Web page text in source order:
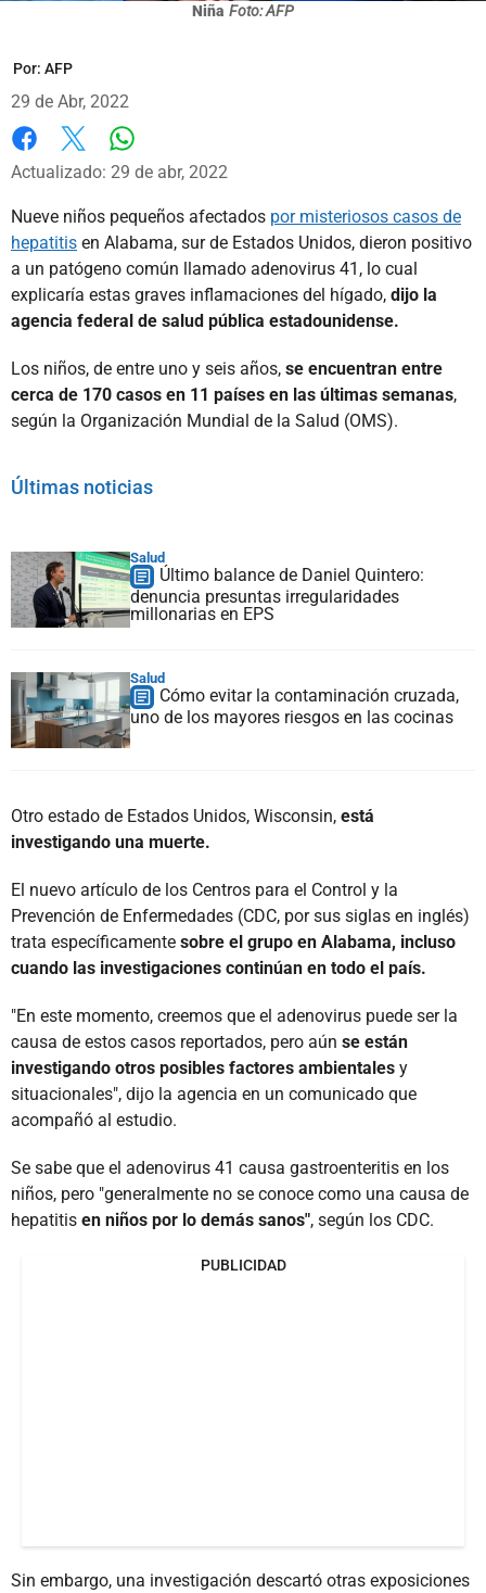
Niña Foto: AFP
Por: AFP
29 de Abr, 2022
Facebook
X
Actualizado: 29 de abr, 2022
Nueve niños pequeños afectados por misteriosos casos de
hepatitis en Alabama, sur de Estados Unidos, dieron positivo
a un patógeno común llamado adenovirus 41, lo cual
explicaría estas graves inflamaciones del hígado, dijo la
agencia federal de salud pública estadounidense.
Los niños, de entre uno y seis años, se encuentran entre
cerca de 170 casos en 11 países en las últimas semanas,
según la Organización Mundial de la Salud (OMS).
Últimas noticias
Salud
Último balance de Daniel Quintero:
denuncia presuntas irregularidades
millonarias en EPS
Salud
Cómo evitar la contaminación cruzada,
uno de los mayores riesgos en las cocinas
Otro estado de Estados Unidos, Wisconsin, está
investigando una muerte.
El nuevo artículo de los Centros para el Control y la
Prevención de Enfermedades (CDC, por sus siglas en inglés)
trata específicamente sobre el grupo en Alabama, incluso
cuando las investigaciones continúan en todo el país.
"En este momento, creemos que el adenovirus puede ser la
causa de estos casos reportados, pero aún se están
investigando otros posibles factores ambientales y
situacionales", dijo la agencia en un comunicado que
acompañó al estudio.
Se sabe que el adenovirus 41 causa gastroenteritis en los
niños, pero "generalmente no se conoce como una causa de
hepatitis en niños por lo demás sanos", según los CDC.
PUBLICIDAD
Sin embargo, una investigación descartó otras exposiciones